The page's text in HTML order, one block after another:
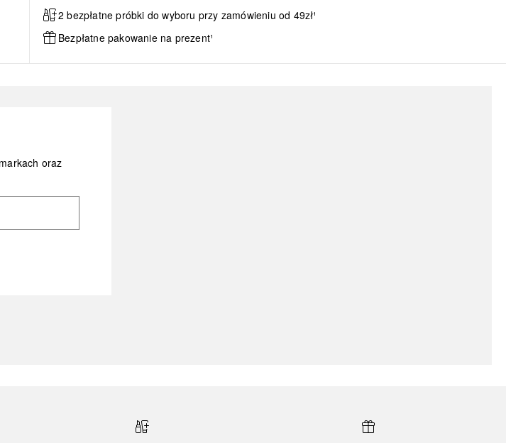
2 bezpłatne próbki do wyboru przy zamówieniu od 49zł¹
Bezpłatne pakowanie na prezent¹
oraz